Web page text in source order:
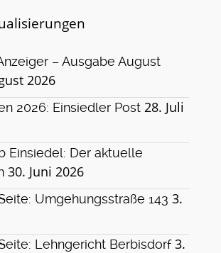
– Ausgabe August
2026
2026: Einsiedler Post 28. Juli
Einsiedel: Der aktuelle
30. Juni 2026
Umgehungsstraße 143 3.
Lehngericht Berbisdorf 3.